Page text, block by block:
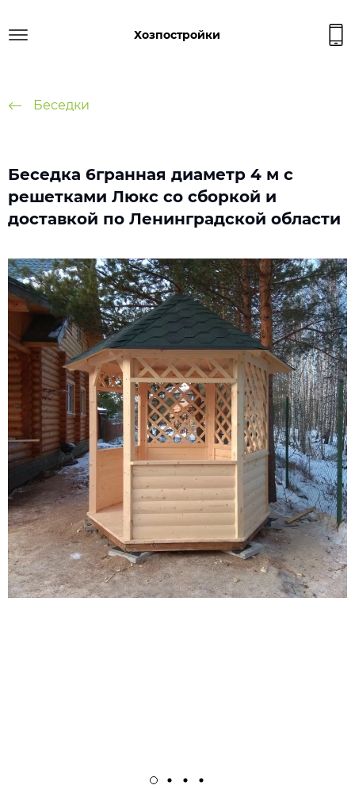
Хозпостройки
Беседки
Беседка 6гранная диаметр 4 м с
решетками Люкс со сборкой и
доставкой по Ленинградской области